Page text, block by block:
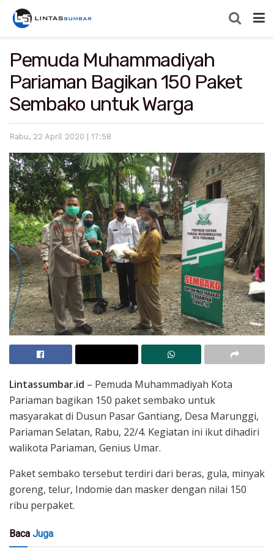
Pemuda Muhammadiyah
Pariaman Bagikan 150 Paket
Sembako untuk Warga
Rabu, 22 April 2020 | 17:58
Lintassumbar.id – Pemuda Muhammadiyah Kota
Pariaman bagikan 150 paket sembako untuk
masyarakat di Dusun Pasar Gantiang, Desa Marunggi,
Pariaman Selatan, Rabu, 22/4. Kegiatan ini ikut dihadiri
walikota Pariaman, Genius Umar.
Paket sembako tersebut terdiri dari beras, gula, minyak
goreng, telur, Indomie dan masker dengan nilai 150
ribu perpaket.
Baca Juga